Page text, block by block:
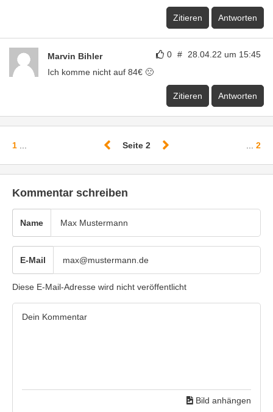
Zitieren Antworten
0 # 28.04.22 um 15:45
Marvin Bihler
Ich komme nicht auf 84€ 🙁
Zitieren Antworten
1 2
Seite 2
Kommentar schreiben
Name
E-Mail
Diese E-Mail-Adresse wird nicht veröffentlicht
Bild anhängen